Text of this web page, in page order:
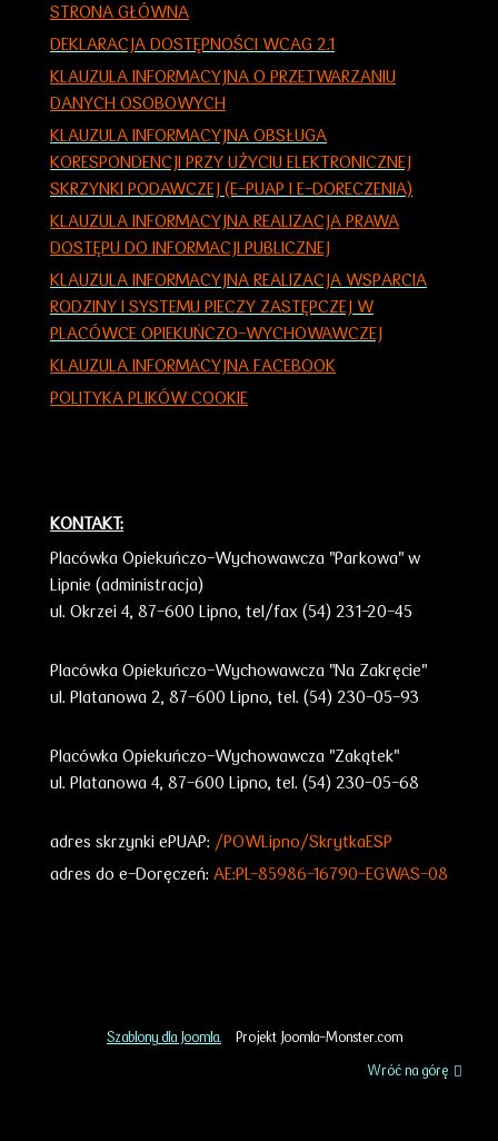
STRONA GŁÓWNA
DEKLARACJA DOSTĘPNOŚCI WCAG 2.1
KLAUZULA INFORMACYJNA O PRZETWARZANIU
DANYCH OSOBOWYCH
KLAUZULA INFORMACYJNA OBSŁUGA
KORESPONDENCJI PRZY UŻYCIU ELEKTRONICZNEJ
SKRZYNKI PODAWCZEJ (E-PUAP I E-DORECZENIA)
KLAUZULA INFORMACYJNA REALIZACJA PRAWA
DOSTĘPU DO INFORMACJI PUBLICZNEJ
KLAUZULA INFORMACYJNA REALIZACJA WSPARCIA
RODZINY I SYSTEMU PIECZY ZASTĘPCZEJ W
PLACÓWCE OPIEKUŃCZO-WYCHOWAWCZEJ
KLAUZULA INFORMACYJNA FACEBOOK
POLITYKA PLIKÓW COOKIE
KONTAKT:
Placówka Opiekuńczo-Wychowawcza "Parkowa" w
Lipnie (administracja)
ul. Okrzei 4, 87-600 Lipno, tel/fax (54) 231-20-45
Placówka Opiekuńczo-Wychowawcza "Na Zakręcie"
ul. Platanowa 2, 87-600 Lipno, tel. (54) 230-05-93
Placówka Opiekuńczo-Wychowawcza "Zakątek"
ul. Platanowa 4, 87-600 Lipno, tel. (54) 230-05-68
adres skrzynki ePUAP: /POWLipno/SkrytkaESP
adres do e-Doręczeń: AE:PL-85986-16790-EGWAS-08
Szablony dla Joomla.
Projekt Joomla-Monster.com
Wróć na górę